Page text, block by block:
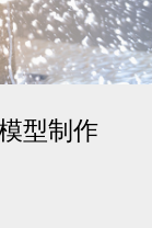
型制作